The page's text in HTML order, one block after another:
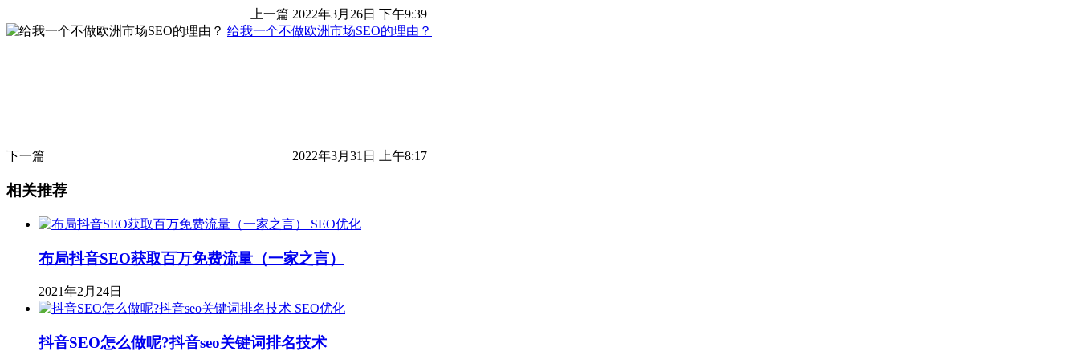
上一篇 2022年3月26日 下午9:39
给我一个不做欧洲市场SEO的理由？
下一篇 2022年3月31日 上午8:17
相关推荐
SEO优化
布局抖音SEO获取百万免费流量（一家之言）
2021年2月24日
SEO优化
抖音SEO怎么做呢?抖音seo关键词排名技术